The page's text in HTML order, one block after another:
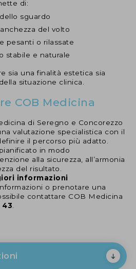
di:
sguardo
del volto
pesanti o rilassate
stabile e naturale
sia una finalità estetica sia
situazione clinica.
COB Medicina
di Seregno e Concorezzo
valutazione specialistica con il
il percorso più adatto.
in modo
alla sicurezza, all’armonia
del risultato.
informazioni
o prenotare una
contattare COB Medicina
43